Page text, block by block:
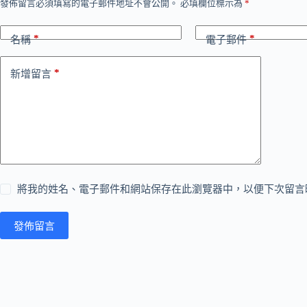
發佈留言必須填寫的電子郵件地址不會公開。 必填欄位標示為 *
名稱* 電子郵件*
新增留言 *
將我的姓名、電子郵件和網站保存在此瀏覽器中，以便下次留言
發佈留言